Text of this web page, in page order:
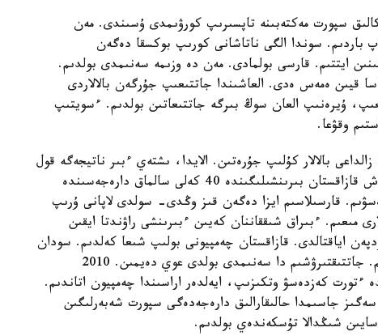
سپورت مەكتەبىنە تاپسىرىپ كورۋىمدى ۇسىندى. مەن
باردىم. سوندا الگى ناتاشانى كورىپ بوكسقا دەگەن
ايتتىم. قارسى بولمادى. مەن دە وزىمە سەنىمدى بولدىم.
قيىن ەمەس ەدى. العاشىندا جاتتىعىپ جۇرگەن بالالاردى
ۇيرەنىپ العان سوڭ بىرگە جاتتىعاتىن بولدىم. ءسويتىپ
وقۋعا.
بالالار كۇلىپ جۇرەتىن. الايدا، ىشتەي ءبىر ناتيجەگە قول
جەتكىزەتىنىمدى سەزدىم. ءۇش ايدان كەيىن العاش قازاقستان بىرىنشىلىگىندە 40 كەلى سالماق دارەجەسىندە
قارسىلاسىم ايزا دەگەن قىز وڭدى- سولدى لاپانى ۇرىپ
ءبىراق شىققاننان كەيىن ءبىرىنشى راۋندتا ايقىن
اياقتالدى. قازاقستان چەمپيونى بولىپ شىعا كەلدىم. سودان
كەيىن جاسىم جەتپەسە دە، ايەلدەر اراسىنا ءوتتىم. جاتتىقتىرۋشىم دا سەنىمدى بولدى عوي دەيمىن. 2010
دارەجەسىندە ءتورت كەزدەسۋ وتكىزىپ، ايەلدەر اراسىندا چەمپيون اتاندىم.
جاسىمدا حالىقارالىق دارەجەدەگى سپورت شەبەرلىگىن
سايىن شىڭدالا تۇسكەندەي بولدىم.